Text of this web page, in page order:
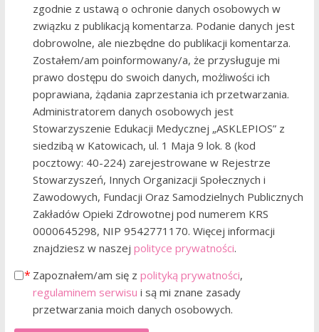
zgodnie z ustawą o ochronie danych osobowych w
związku z publikacją komentarza. Podanie danych jest
dobrowolne, ale niezbędne do publikacji komentarza.
Zostałem/am poinformowany/a, że przysługuje mi
prawo dostępu do swoich danych, możliwości ich
poprawiana, żądania zaprzestania ich przetwarzania.
Administratorem danych osobowych jest
Stowarzyszenie Edukacji Medycznej „ASKLEPIOS” z
siedzibą w Katowicach, ul. 1 Maja 9 lok. 8 (kod
pocztowy: 40-224) zarejestrowane w Rejestrze
Stowarzyszeń, Innych Organizacji Społecznych i
Zawodowych, Fundacji Oraz Samodzielnych Publicznych
Zakładów Opieki Zdrowotnej pod numerem KRS
0000645298, NIP 9542771170. Więcej informacji
znajdziesz w naszej polityce prywatności.
Zapoznałem/am się z polityką prywatności,
regulaminem serwisu i są mi znane zasady
przetwarzania moich danych osobowych.